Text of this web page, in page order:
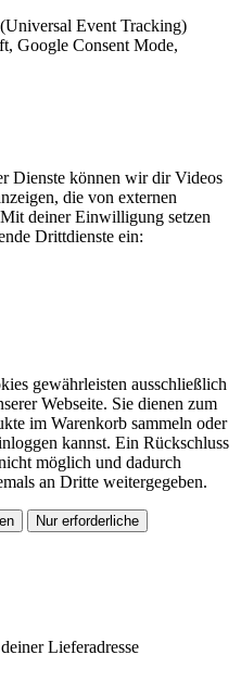
Event Tracking)
Google Consent Mode,
Dienste können wir dir Videos
die von externen
deiner Einwilligung setzen
Drittdienste ein:
gewährleisten ausschließlich
Webseite. Sie dienen zum
im Warenkorb sammeln oder
kannst. Ein Rückschluss
möglich und dadurch
an Dritte weitergegeben.
Nur erforderliche
Lieferadresse